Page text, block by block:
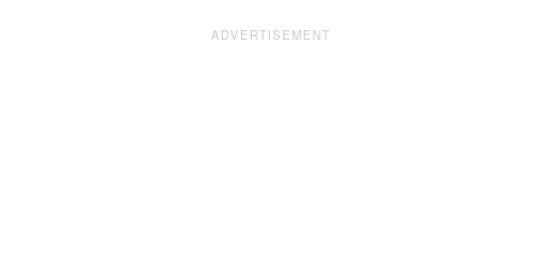
ADVERTISEMENT